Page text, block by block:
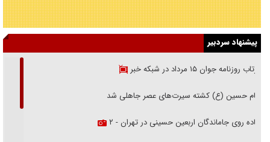
پیشنهاد سردبیر
بازتاب روزنامه جوان ۱۵ مرداد در شبکه خبر
امام حسین (ع) کشته سیرت‌های عصر جاهلی شد
پیاده روی جاماندگان اربعین حسینی در تهران - ۲